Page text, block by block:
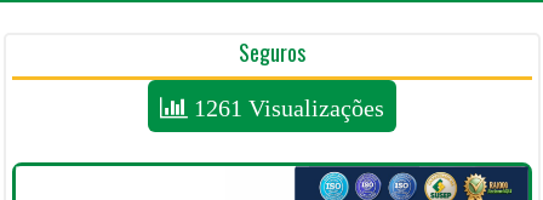
Seguros
1261 Visualizações